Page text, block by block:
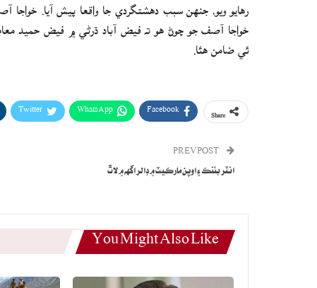
رهايو ويو، جنهن سبب دهشتگردي جا واقعا پيش آيا. خواجا
خواجا آصف جو چوڻ هو ته فيض آباد ڌرڻي ۾ فيض حميد
ئي ضامن هئا.
Facebook
WhatsApp
Twitter
انٽر بئنڪ ۽ اوپن مارڪيٽ ۾ ڊالر اگهه ۾ لاٿ
You Might Also Like